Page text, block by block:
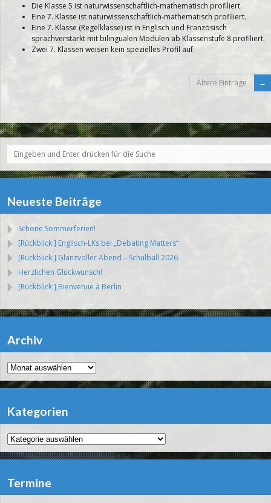
die
Klassen?
Die Klasse 5 ist naturwissenschaftlich-mathematisch profiliert.
Eine 7. Klasse ist naturwissenschaftlich-mathematisch profiliert.
Eine 7. Klasse (Regelklasse) ist in Englisch und Französisch
sprachverstärkt mit bilingualen Modulen ab Klassenstufe 8 profiliert.
Zwei 7. Klassen weisen kein spezielles Profil auf.
Ältere Einträge
Neueste Beiträge
Schöne Sommerferien!
[Rückblick:] Englisch-LKs bei „Debating Matters“
[Rückblick:] Glanzvoller Abend – Schulball 2026
Herzlichen Glückwunsch!
[Rückblick:] Bienvenue à Berlin
Archiv
Archiv
Kategorien
Kategorien
Termine